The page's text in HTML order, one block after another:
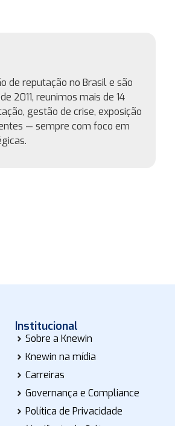
de reputação no Brasil e são
2011, reunimos mais de 14
gestão de crise, exposição
— sempre com foco em
Institucional
Sobre a Knewin
Knewin na mídia
Carreiras
Governança e Compliance
Política de Privacidade